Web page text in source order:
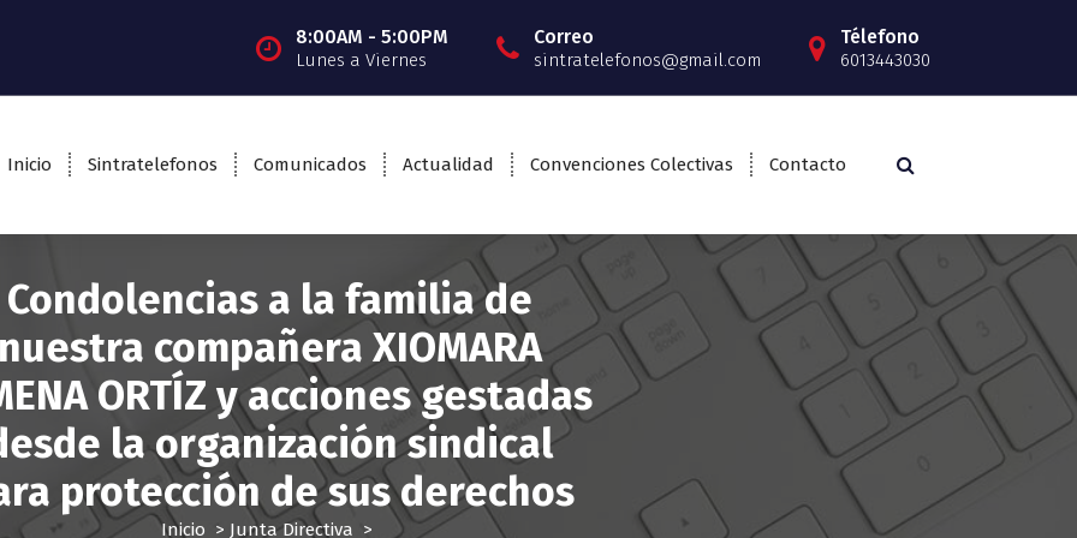
8:00AM - 5:00PM
Lunes a Viernes
Correo
sintratelefonos@gmail.com
Télefono
6013443030
Inicio Sintratelefonos Comunicados Actualidad Convenciones Colectivas Contacto
Condolencias a la familia de
nuestra compañera XIOMARA
ORTÍZ y acciones gestadas
la organización sindical
protección de sus derechos
Inicio > Junta Directiva >